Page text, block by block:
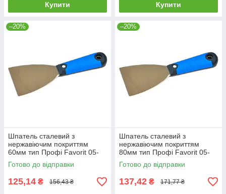
Купити Купити
–20%
Шпатель сталевий з
нержавіючим покриттям
60мм тип Профі Favorit 05-
183 |штукатурний малярний
Шпатель стальной с
Готово до відправки
125,14 ₴ 156,43 ₴
–20%
Шпатель сталевий з
нержавіючим покриттям
80мм тип Профі Favorit 05-
184 |штукатурний малярний
Шпатель стальной с
Готово до відправки
137,42 ₴ 171,77 ₴